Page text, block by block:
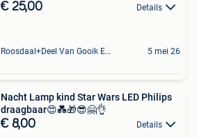
€ 25,00 Details
Roosdaal+Deel Van Gooik En Sint-Kwintens-Lennik 5 mei 26
Nacht Lamp kind Star Wars LED Philips
draagbaar😍💑🎁😎🤗👌
€ 8,00 Details